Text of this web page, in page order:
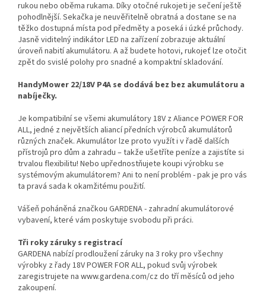
rukou nebo oběma rukama. Díky otočné rukojeti je sečení ještě
pohodlnější. Sekačka je neuvěřitelně obratná a dostane se na
těžko dostupná místa pod předměty a poseká i úzké průchody.
Jasně viditelný indikátor LED na zařízení zobrazuje aktuální
úroveň nabití akumulátoru. A až budete hotovi, rukojeť lze otočit
zpět do svislé polohy pro snadné a kompaktní skladování.
HandyMower 22/18V P4A se dodává bez bez akumulátoru a
nabíječky.
Je kompatibilní se všemi akumulátory 18V z Aliance POWER FOR
ALL, jedné z největších aliancí předních výrobců akumulátorů
různých značek. Akumulátor lze proto využít i v řadě dalších
přístrojů pro dům a zahradu – takže ušetříte peníze a zajistíte si
trvalou flexibilitu! Nebo upřednostňujete koupi výrobku se
systémovým akumulátorem? Ani to není problém - pak je pro vás
ta pravá sada k okamžitému použití.
Vášeň poháněná značkou GARDENA - zahradní akumulátorové
vybavení, které vám poskytuje svobodu při práci.
Tři roky záruky s registrací
GARDENA nabízí prodloužení záruky na 3 roky pro všechny
výrobky z řady 18V POWER FOR ALL, pokud svůj výrobek
zaregistrujete na www.gardena.com/cz do tří měsíců od jeho
zakoupení.